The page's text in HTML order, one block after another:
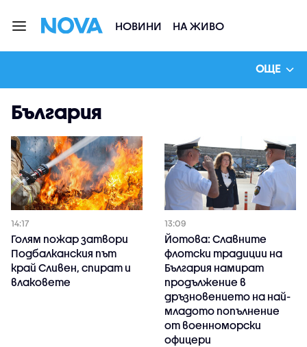
НОВИНИ НА ЖИВО
ОЩЕ
България
14:17
Голям пожар затвори
Подбалканския път
край Сливен, спират и
влаковете
13:09
Йотова: Славните
флотски традиции на
България намират
продължение в
дръзновението на най-
младото попълнение
от военноморски
офицери